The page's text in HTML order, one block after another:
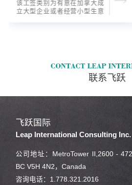
该工签类别为有意在加拿大成
立大型企业或者经营小型生意
联系飞跃
飞跃国际
Leap International Consulting Inc.
公司地址：MetroTower II,2600 -
BC V5H 4N2，Canada
咨询电话：1.778.321.2016